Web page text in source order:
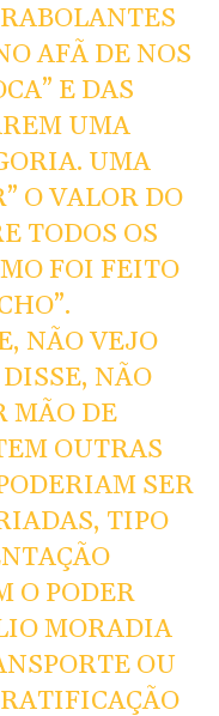
AFÃ DE NOS
E DAS
UMA
UMA
O VALOR DO
TODOS OS
FOI FEITO
NÃO VEJO
NÃO
MÃO DE
OUTRAS
SER
TIPO
O PODER
MORADIA
OU